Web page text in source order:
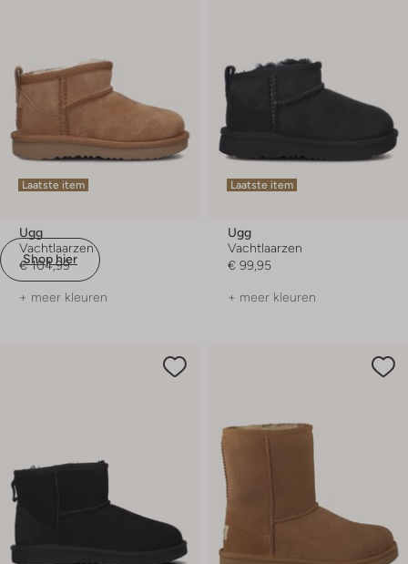
Shop hier
Laatste item
Ugg
Vachtlaarzen
€ 104,99
+ meer kleuren
Laatste item
Ugg
Vachtlaarzen
€ 99,95
+ meer kleuren